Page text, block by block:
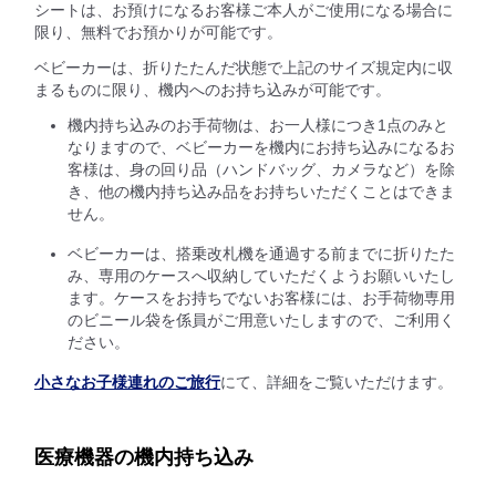
シートは、お預けになるお客様ご本人がご使用になる場合に
限り、無料でお預かりが可能です。
ベビーカーは、折りたたんだ状態で上記のサイズ規定内に収
まるものに限り、機内へのお持ち込みが可能です。
機内持ち込みのお手荷物は、お一人様につき1点のみと
なりますので、ベビーカーを機内にお持ち込みになるお
客様は、身の回り品（ハンドバッグ、カメラなど）を除
き、他の機内持ち込み品をお持ちいただくことはできま
せん。
ベビーカーは、搭乗改札機を通過する前までに折りたた
み、専用のケースへ収納していただくようお願いいたし
ます。ケースをお持ちでないお客様には、お手荷物専用
のビニール袋を係員がご用意いたしますので、ご利用く
ださい。
小さなお子様連れのご旅行にて、詳細をご覧いただけます。
医療機器の機内持ち込み